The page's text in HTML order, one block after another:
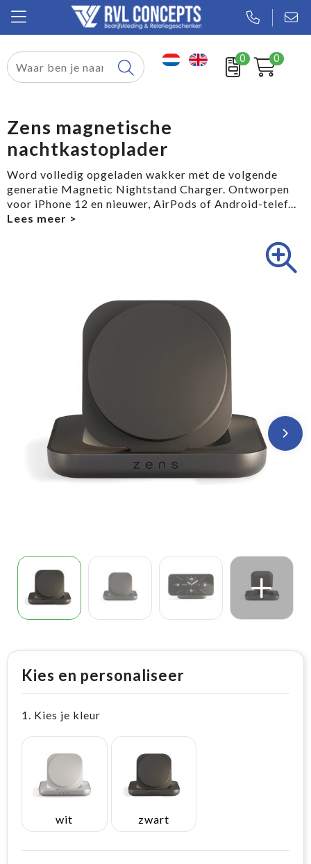
0 0
Relatiegeschenken
Tassen
Sport
Werkkleding
Zens magnetische
nachtkastoplader
Word volledig opgeladen wakker met de volgende
generatie Magnetic Nightstand Charger. Ontworpen
voor iPhone 12 en nieuwer, AirPods of Android-telef...
Kies en personaliseer
1. Kies je kleur
wit zwart